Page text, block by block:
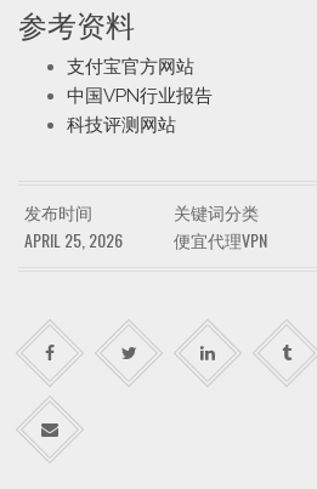
参考资料
支付宝官方网站
中国VPN行业报告
科技评测网站
发布时间
APRIL 25, 2026
关键词分类
便宜代理VPN